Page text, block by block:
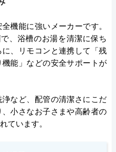
機能に強いメーカーです。
、浴槽のお湯を清潔に保ち
、リモコンと連携して「残
能」などの安全サポートが
など、配管の清潔さにこだ
小さなお子さまや高齢者の
ています。